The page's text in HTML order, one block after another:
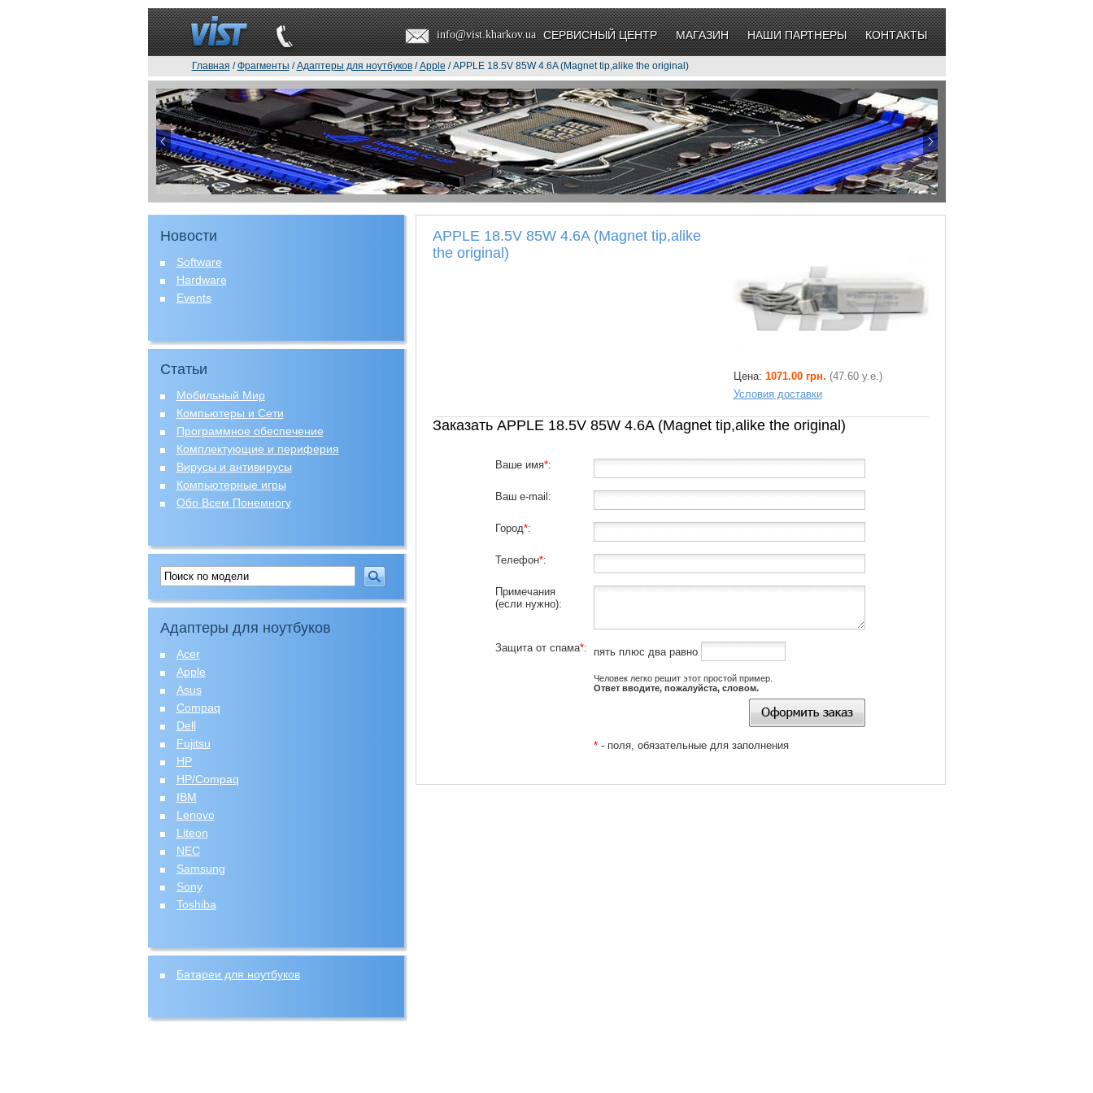
info@vist.kharkov.ua СЕРВИСНЫЙ ЦЕНТР МАГАЗИН НАШИ ПАРТНЕРЫ КОНТАКТЫ
Главная /Фрагменты /Адаптеры для ноутбуков/Apple / APPLE 18.5V 85W 4.6A (Magnet tip,alike the original)
Новости
Software
Hardware
Events
Статьи
Мобильный Мир
Компьютеры и Сети
Программное обеспечение
Комплектующие и периферия
Вирусы и антивирусы
Компьютерные игры
Обо Всем Понемногу
Адаптеры для ноутбуков
Acer
Apple
Asus
Compaq
Dell
Fujitsu
HP
HP/Compaq
IBM
Lenovo
Liteon
NEC
Samsung
Sony
Toshiba
Батареи для ноутбуков
APPLE 18.5V 85W 4.6A (Magnet tip,alike
the original)
Цена: 1071.00 грн. (47.60 у.е.)
Условия доставки
Заказать APPLE 18.5V 85W 4.6A (Magnet tip,alike the original)
Ваше имя*:
Ваш e-mail:
Город*:
Телефон*:
Примечания
(если нужно):
Защита от спама*: пять плюс два равно
Человек легко решит этот простой пример.
Ответ вводите, пожалуйста, словом.
* - поля, обязательные для заполнения